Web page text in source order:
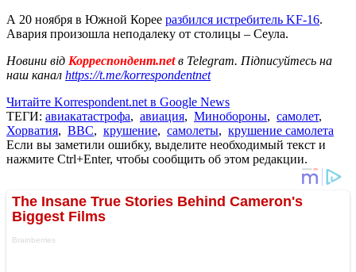
А 20 ноября в Южной Корее разбился истребитель KF-16.
Авария произошла неподалеку от столицы – Сеула.
Новини від Корреспондент.netв Telegram. Підписуйтесь на
наш канал https://t.me/korrespondentnet
Читайте Korrespondent.net в Google News
ТЕГИ: авиакатастрофа, авиация, Минобороны, самолет,
Хорватия, ВВС, крушение, самолеты, крушение самолета
Если вы заметили ошибку, выделите необходимый текст и
нажмите Ctrl+Enter, чтобы сообщить об этом редакции.